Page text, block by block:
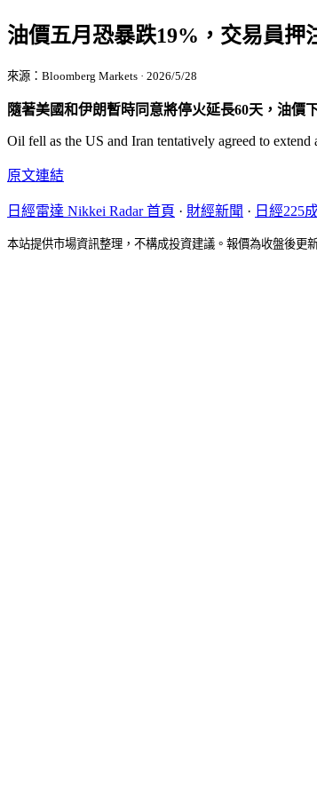
油價五月恐暴跌19%，交易員押
來源：Bloomberg Markets · 2026/5/28
隨著美國和伊朗暫時同意將停火延長60天，油價
Oil fell as the US and Iran tentatively agreed to
原文連結
日經雷達 Nikkei Radar 首頁 · 財經新聞 · 日經225
本站提供市場資訊整理，不構成投資建議。報價為收盤後更